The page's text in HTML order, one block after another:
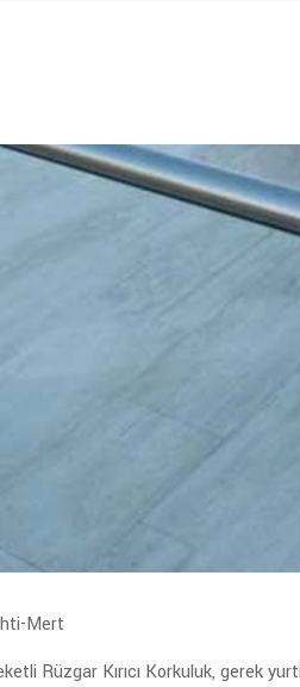
Mert
Rüzgar Kırıcı Korkuluk, gerek